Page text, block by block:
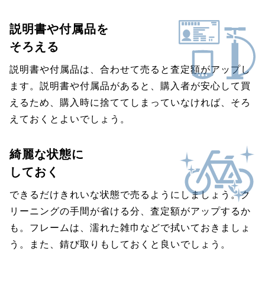
説明書や付属品を
そろえる
説明書や付属品は、合わせて売ると査定額がアップし
ます。説明書や付属品があると、購入者が安心して買
えるため、購入時に捨ててしまっていなければ、そろ
えておくとよいでしょう。
綺麗な状態に
しておく
できるだけきれいな状態で売るようにしましょう。ク
リーニングの手間が省ける分、査定額がアップするか
も。フレームは、濡れた雑巾などで拭いておきましょ
う。また、錆び取りもしておくと良いでしょう。